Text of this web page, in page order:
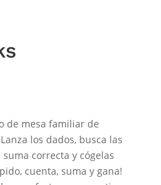
de mesa familiar de
los dados, busca las
correcta y cógelas
cuenta, suma y gana!